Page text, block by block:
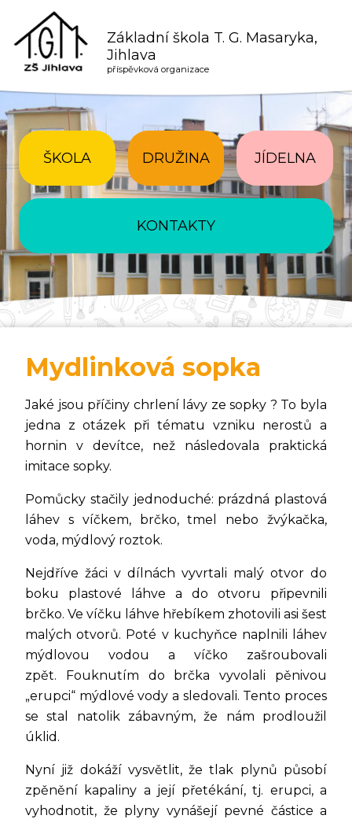
Základní škola T. G. Masaryka,
Jihlava
příspěvková organizace
ŠKOLA DRUŽINA JÍDELNA
KONTAKTY
Mydlinková sopka
Jaké jsou příčiny chrlení lávy ze sopky ? To byla
jedna z otázek při tématu vzniku nerostů a
hornin v devítce, než následovala praktická
imitace sopky.
Pomůcky stačily jednoduché: prázdná plastová
láhev s víčkem, brčko, tmel nebo žvýkačka,
voda, mýdlový roztok.
Nejdříve žáci v dílnách vyvrtali malý otvor do
boku plastové láhve a do otvoru připevnili
brčko. Ve víčku láhve hřebíkem zhotovili asi šest
malých otvorů. Poté v kuchyňce naplnili láhev
mýdlovou vodou a víčko zašroubovali
zpět. Fouknutím do brčka vyvolali pěnivou
„erupci“ mýdlové vody a sledovali. Tento proces
se stal natolik zábavným, že nám prodloužil
úklid.
Nyní již dokáží vysvětlit, že tlak plynů působí
zpěnění kapaliny a její přetékání, tj. erupci, a
vyhodnotit, že plyny vynášejí pevné částice a